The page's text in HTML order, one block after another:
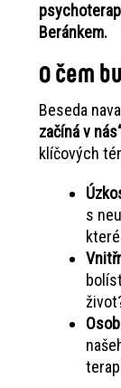
Beránkem.
O čem
Beseda
začíná v
klíčových
s